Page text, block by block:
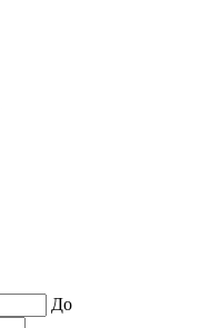
До